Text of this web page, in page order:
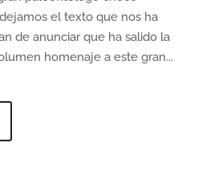
el texto que nos ha
de anunciar que ha salido la
homenaje a este gran...